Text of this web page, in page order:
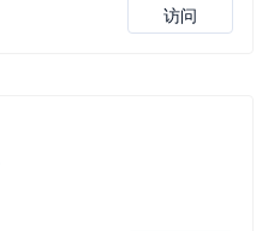
访问